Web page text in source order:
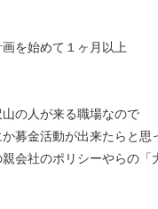
を始めて１ヶ月以上
の人が来る職場なので
募金活動が出来たらと思
会社のポリシーやらの「